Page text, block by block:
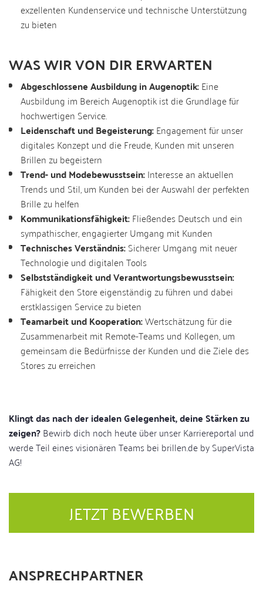
exzellenten Kundenservice und technische Unterstützung
zu bieten
WAS WIR VON DIR ERWARTEN
Abgeschlossene Ausbildung in Augenoptik:Eine
Ausbildung im Bereich Augenoptik ist die Grundlage für
hochwertigen Service.
Leidenschaft und Begeisterung:Engagement für unser
digitales Konzept und die Freude, Kunden mit unseren
Brillen zu begeistern
Trend- und Modebewusstsein:Interesse an aktuellen
Trends und Stil, um Kunden bei der Auswahl der perfekten
Brille zu helfen
Kommunikationsfähigkeit:Fließendes Deutsch und ein
sympathischer, engagierter Umgang mit Kunden
Technisches Verständnis:Sicherer Umgang mit neuer
Technologie und digitalen Tools
Selbstständigkeit und Verantwortungsbewusstsein:
Fähigkeit den Store eigenständig zu führen und dabei
erstklassigen Service zu bieten
Teamarbeit und Kooperation:Wertschätzung für die
Zusammenarbeit mit Remote-Teams und Kollegen, um
gemeinsam die Bedürfnisse der Kunden und die Ziele des
Stores zu erreichen
Klingt das nach der idealen Gelegenheit, deine Stärken zu
zeigen?Bewirb dich noch heute über unser Karriereportal und
werde Teil eines visionären Teams bei brillen.de by SuperVista
AG!
JETZT BEWERBEN
ANSPRECHPARTNER